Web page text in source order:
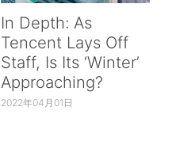
In Depth: As
Tencent Lays Off
Staff, Is Its ‘Winter’
Approaching?
2022年04月01日